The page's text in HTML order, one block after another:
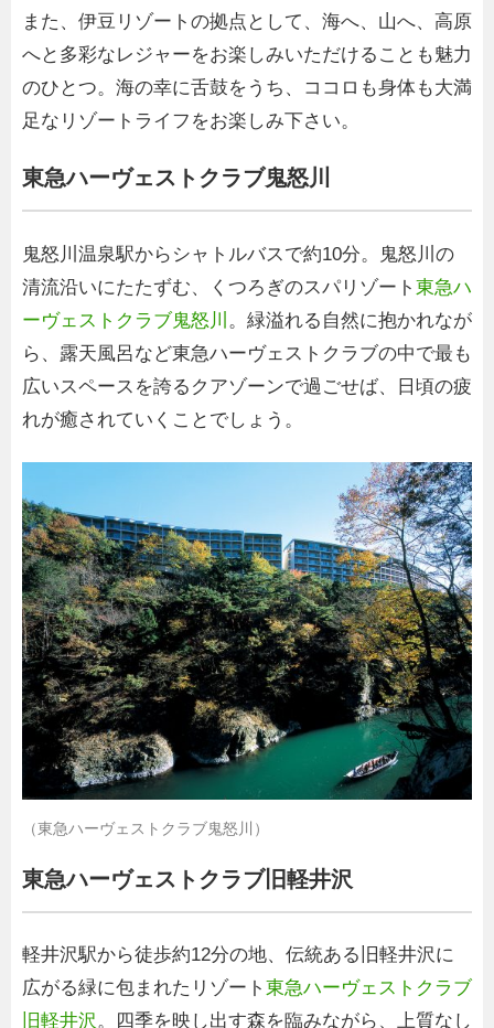
また、伊豆リゾートの拠点として、海へ、山へ、高原
へと多彩なレジャーをお楽しみいただけることも魅力
のひとつ。海の幸に舌鼓をうち、ココロも身体も大満
足なリゾートライフをお楽しみ下さい。
東急ハーヴェストクラブ鬼怒川
鬼怒川温泉駅からシャトルバスで約10分。鬼怒川の
清流沿いにたたずむ、くつろぎのスパリゾート 東急ハ
ーヴェストクラブ鬼怒川 。緑溢れる自然に抱かれなが
ら、露天風呂など東急ハーヴェストクラブの中で最も
広いスペースを誇るクアゾーンで過ごせば、日頃の疲
れが癒されていくことでしょう。
（東急ハーヴェストクラブ鬼怒川）
東急ハーヴェストクラブ旧軽井沢
軽井沢駅から徒歩約12分の地、伝統ある旧軽井沢に
広がる緑に包まれたリゾート 東急ハーヴェストクラブ
旧軽井沢。四季を映し出す森を臨みながら、上質なし